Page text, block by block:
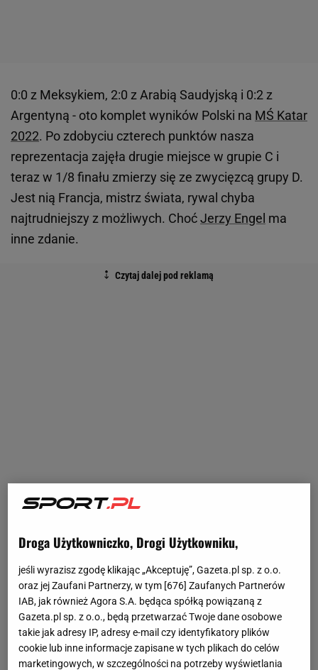
0:0 z Meksykiem, 2:0 z Arabią Saudyjską i 0:2 z
Argentyną - oto komplet wyników Polski na MŚ Katar
2022. Po zdobyciu czterech punktów nasza
reprezentacja zajęła drugie miejsce w grupie C i
teraz w 1/8 finału zmierzy się ze zwycięzcą grupy D.
Jest nią Francja, mistrz świata, rywal chyba
najtrudniejszy z możliwych. ChoćJerzy Engel ma
inne zdanie.
Droga Użytkowniczko, Drogi Użytkowniku,
jeśli wyrazisz zgodę klikając „Akceptuję”, Gazeta.pl sp. z o.o.
oraz jej Zaufani Partnerzy, w tym [676] Zaufanych Partnerów
IAB, jak również Agora S.A. będąca spółką powiązaną z
Gazeta.pl sp. z o.o., będą przetwarzać Twoje dane osobowe
takie jak adresy IP, adresy e-mail czy identyfikatory plików
cookie lub inne informacje zapisane w tych plikach do celów
marketingowych, w szczególności na potrzeby wyświetlania